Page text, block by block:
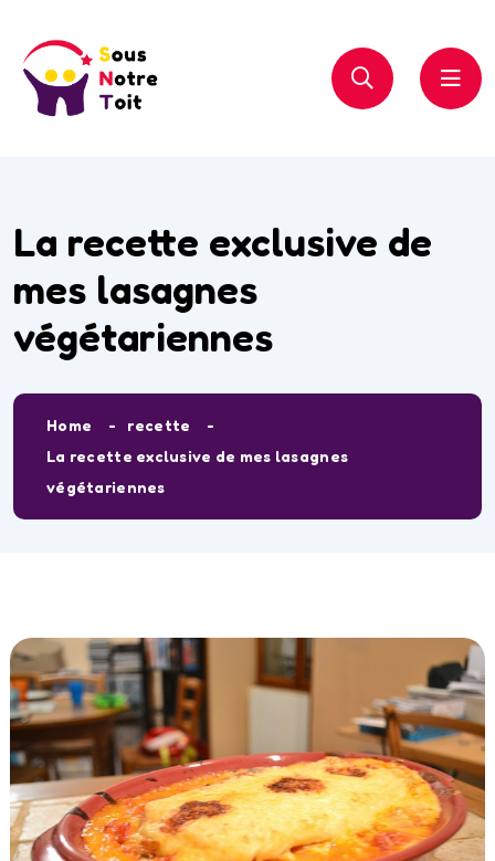
La recette exclusive de
mes lasagnes
végétariennes
Home
recette
La recette exclusive de mes lasagnes
végétariennes